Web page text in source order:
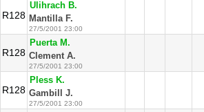
R128
Ulihrach B.
Mantilla F.
27/5/2001 23:00
R128
Puerta M.
Clement A.
27/5/2001 23:00
R128
Pless K.
Gambill J.
27/5/2001 23:00